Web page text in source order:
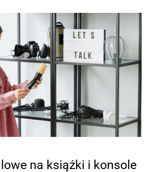
na książki i konsole